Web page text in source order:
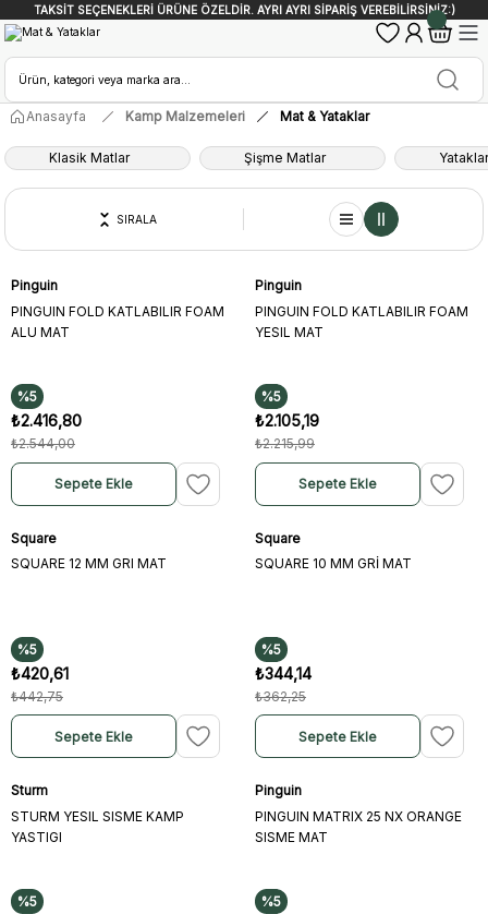
TAKSİT SEÇENEKLERİ ÜRÜNE ÖZELDİR. AYRI AYRI SİPARİŞ VEREBİLİRSİNİZ:)
Anasayfa Kamp Malzemeleri Mat & Yataklar
Klasik Matlar Şişme Matlar
SIRALA
Pinguin
PINGUIN FOLD KATLABILIR FOAM
ALU MAT
%5
₺2.416,80
₺2.544,00
Sepete Ekle
Pinguin
PINGUIN FOLD KATLABILIR FOAM
YESIL MAT
%5
₺2.105,19
₺2.215,99
Sepete Ekle
Square
SQUARE 12 MM GRI MAT
%5
₺420,61
₺442,75
Sepete Ekle
Square
SQUARE 10 MM GRİ MAT
%5
₺344,14
₺362,25
Sepete Ekle
Sturm
STURM YESIL SISME KAMP
YASTIGI
%5
Pinguin
PINGUIN MATRIX 25 NX ORANGE
SISME MAT
%5